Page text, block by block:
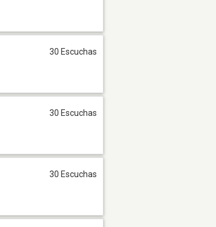
30 Escuchas
30 Escuchas
30 Escuchas